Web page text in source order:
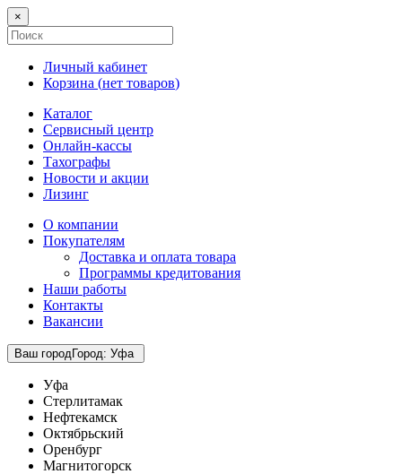
×
Личный кабинет
Корзина (нет товаров)
Каталог
Сервисный центр
Онлайн-кассы
Тахографы
Новости и акции
Лизинг
О компании
Покупателям
Доставка и оплата товара
Программы кредитования
Наши работы
Контакты
Вакансии
Ваш городГород: Уфа
Уфа
Стерлитамак
Нефтекамск
Октябрьский
Оренбург
Магнитогорск